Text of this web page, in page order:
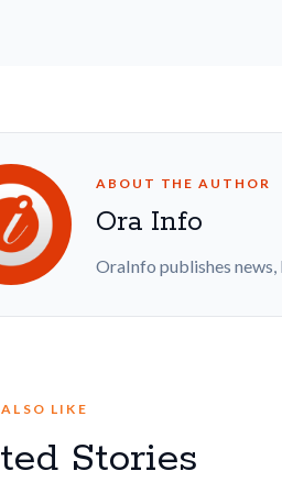
ABOUT THE AUTHOR
Ora Info
OraInfo publishes
LIKE
Stories